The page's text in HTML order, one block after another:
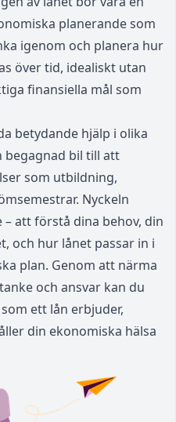
planerande som
igenom och planera hur
över tid, idealiskt utan
finansiella mål som
betydande hjälp i olika
begagnad bil till att
som utbildning,
Nyckeln
att förstå dina behov, din
och hur lånet passar in i
plan. Genom att närma
och ansvar kan du
ett lån erbjuder,
din ekonomiska hälsa